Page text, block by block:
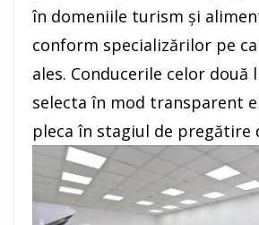
în domeniile turism și
conform specializărilor pe
ales. Conducerile celor două
selecta în mod transparent
pleca în stagiul de pregătire